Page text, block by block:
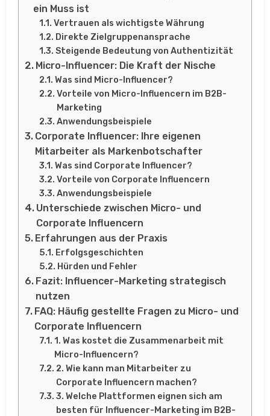
ein Muss ist
Vertrauen als wichtigste Währung
Direkte Zielgruppenansprache
Steigende Bedeutung von Authentizität
Micro-Influencer: Die Kraft der Nische
Was sind Micro-Influencer?
Vorteile von Micro-Influencern im B2B-
Marketing
Anwendungsbeispiele
Corporate Influencer: Ihre eigenen
Mitarbeiter als Markenbotschafter
Was sind Corporate Influencer?
Vorteile von Corporate Influencern
Anwendungsbeispiele
Unterschiede zwischen Micro- und
Corporate Influencern
Erfahrungen aus der Praxis
Erfolgsgeschichten
Hürden und Fehler
Fazit: Influencer-Marketing strategisch
nutzen
FAQ: Häufig gestellte Fragen zu Micro- und
Corporate Influencern
1. Was kostet die Zusammenarbeit mit
Micro-Influencern?
2. Wie kann man Mitarbeiter zu
Corporate Influencern machen?
3. Welche Plattformen eignen sich am
besten für Influencer-Marketing im B2B-